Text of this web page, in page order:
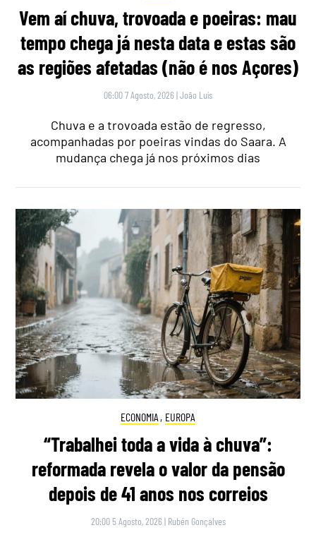
Vem aí chuva, trovoada e poeiras: mau
tempo chega já nesta data e estas são
as regiões afetadas (não é nos Açores)
06:00 7 Agosto, 2026 |João Luís
Chuva e a trovoada estão de regresso,
acompanhadas por poeiras vindas do Saara. A
mudança chega já nos próximos dias
ECONOMIA , EUROPA
“Trabalhei toda a vida à chuva”:
reformada revela o valor da pensão
depois de 41 anos nos correios
20:00 5 Agosto, 2026 | Rubén Gonçalves